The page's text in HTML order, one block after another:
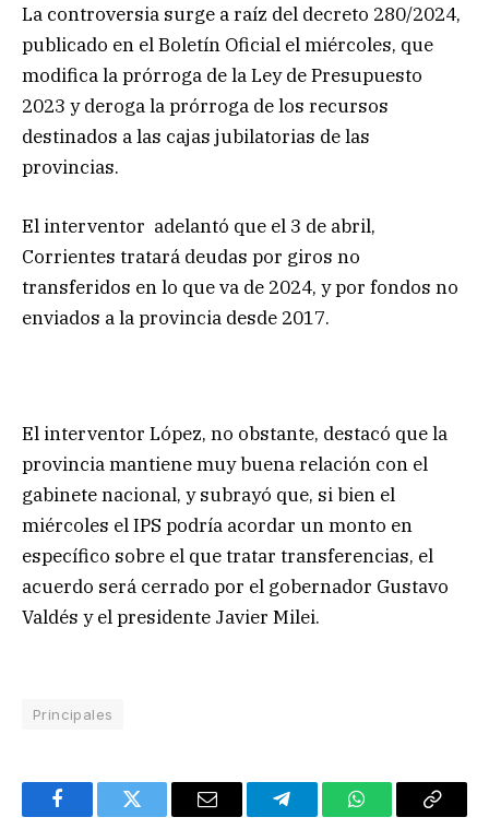
La controversia surge a raíz del decreto 280/2024,
publicado en el Boletín Oficial el miércoles, que
modifica la prórroga de la Ley de Presupuesto
2023 y deroga la prórroga de los recursos
destinados a las cajas jubilatorias de las
provincias.
El interventor adelantó que el 3 de abril,
Corrientes tratará deudas por giros no
transferidos en lo que va de 2024, y por fondos no
enviados a la provincia desde 2017.
El interventor López, no obstante, destacó que la
provincia mantiene muy buena relación con el
gabinete nacional, y subrayó que, si bien el
miércoles el IPS podría acordar un monto en
específico sobre el que tratar transferencias, el
acuerdo será cerrado por el gobernador Gustavo
Valdés y el presidente Javier Milei.
Principales
FacebookTwitter Email TelegramWhatsAppCopy